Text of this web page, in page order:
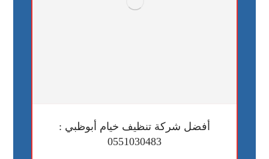
أفضل شركة تنظيف خيام أبوظبي :
0551030483